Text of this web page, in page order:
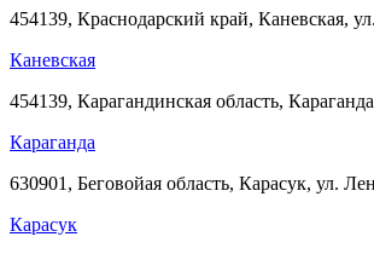
454139, Краснодарский край, Каневская,
Каневская
454139, Карагандинская область,
Караганда
630901, Беговойая область, Карасук, ул.
Карасук